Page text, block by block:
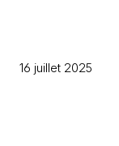
16 juillet 2025